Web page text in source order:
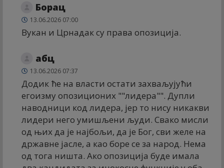
Борац
13.06.2026 07:00
Вукан и Црнадак су права опозиција.
абц
13.06.2026 07:37
Додик ће на власти остати захваљујући
егоизму опозиционих ""лидера"". Дупли
наводници код лидера, јер то нису никакви
лидери него умишљени људи. Свако мисли
од њих да је најбољи, да је Бог, сви желе на
државне јасле, а као боре се за народ. Нема
од тога ништа. Ако опозиција буде имала